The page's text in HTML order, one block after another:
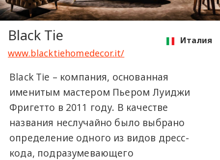
Black Tie Италия
www.blacktiehomedecor.it/
Black Tie – компания, основанная
именитым мастером Пьером Луиджи
Фригетто в 2011 году. В качестве
названия неслучайно было выбрано
определение одного из видов дресс-
кода, подразумевающего